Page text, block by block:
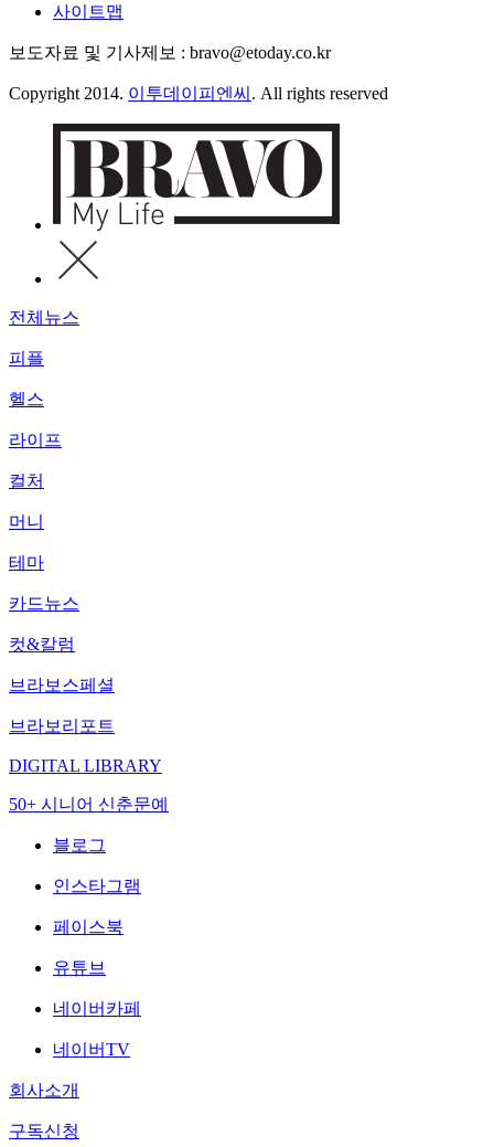
사이트맵
보도자료 및 기사제보 : bravo@etoday.co.kr
Copyright 2014. 이투데이피엔씨 . All rights reserved
전체뉴스
피플
헬스
라이프
컬처
머니
테마
카드뉴스
컷&칼럼
브라보스페셜
브라보리포트
DIGITAL LIBRARY
50+ 시니어 신춘문예
블로그
인스타그램
페이스북
유튜브
네이버카페
네이버TV
회사소개
구독신청